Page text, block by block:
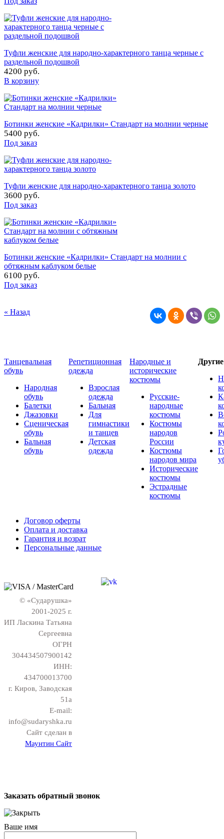
Туфли женские для народно-характерного танца черные с
раздельной подошвой
4200 руб.
В корзину
Ботинки женские «Кадрилки» Стандарт на молнии черные
5400 руб.
Под заказ
Туфли женские для народно-характерного танца золото
3600 руб.
Под заказ
Ботинки женские «Кадрилки» Стандарт на молнии с
обтяжным каблуком белые
6100 руб.
Под заказ
« Назад
Танцевальная
обувь
Народная
обувь
Балетки
Джазовки
Сценическая
обувь
Бальная
обувь
Репетиционная
одежда
Взрослая
одежда
Бальная
Для
гимнастики
и танцев
Детская
одежда
Народные и
исторические
костюмы
Русские-
народные
костюмы
Костюмы
народов
России
Костюмы
народов мира
Исторические
костюмы
Эстрадные
костюмы
Договор оферты
Оплата и доставка
Гарантия и возрат
Персональные данные
© «Сударушка»
2001-2025 г.
ИП Ласкина Татьяна
Сергеевна
ОГРН
304434507900142
ИНН:
434700013700
г. Киров, Заводская
51а
E-mail:
info@sudaryshka.ru
Сайт сделан в
Маунтин Сайт
Заказать обратный звонок
Ваше имя